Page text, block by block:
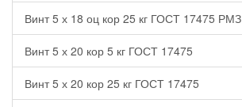
Винт 5 х 18 оц кор 25 кг ГОСТ 17475 РМЗ
Винт 5 х 20 кор 5 кг ГОСТ 17475
Винт 5 х 20 кор 25 кг ГОСТ 17475